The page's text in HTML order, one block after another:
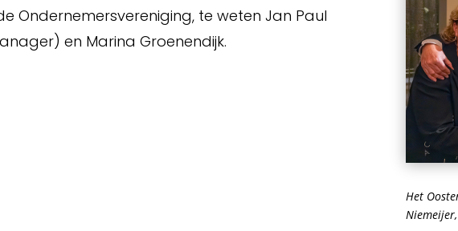
Ondernemersvereniging, te weten Jan Paul
en Marina Groenendijk.
Het